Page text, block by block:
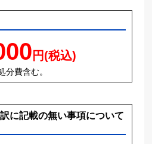
円(税込)
費含む。
に記載の無い事項について